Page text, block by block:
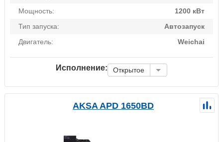
Мощность:
1200 кВт
Тип запуска:
Автозапуск
Двигатель:
Weichai
Исполнение: Открытое
AKSA APD 1650BD